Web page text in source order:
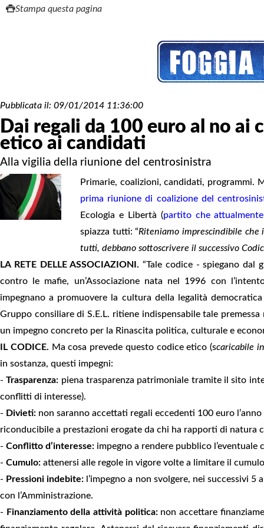
Stampa questa pagina
Pubblicata il: 09/01/2014 11:36:00
Dai regali da 100 euro al no ai
etico ai candidati
Alla vigilia della riunione del centrosinistra
Primarie, coalizioni, candidati, programmi.
prima riunione di coalizione del
Ecologia e Libertà (partito che
spiazza tutti: “Riteniamo imprescindibile
tutti, debbano sottoscrivere il successivo
LA RETE DELLE ASSOCIAZIONI. “Tale codice - spiegano
contro le mafie, un’Associazione nata nel 1996 con
impegnano a promuovere la cultura della legalità
Gruppo consiliare di S.E.L. ritiene indispensabile tale
un impegno concreto per la Rinascita politica, culturale e
IL CODICE. Ma cosa prevede questo codice etico (scaricabile
in sostanza, questi impegni:
-Trasparenza: piena trasparenza patrimoniale tramite il sito
conflitti di interesse).
- Divieti: non saranno accettati regali eccedenti 100 euro
riconducibile a prestazioni erogate da chi ha rapporti di natura
- Conflitto d’interesse: impegno a rendere pubblico
- Cumulo: attenersi alle regole in vigore volte a limitare il
- Pressioni indebite: l’impegno a non svolgere, nei successivi
con l’Amministrazione.
- Finanziamento della attività politica:non accettare